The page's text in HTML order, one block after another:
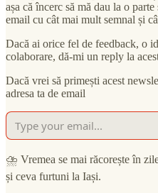
așa că încerc să mă dau la o
email cu cât mai mult semnal și
Dacă ai orice fel de feedback, o
colaborare, dă-mi un reply la
Dacă vrei să primești acest
adresa ta de email
⛈ Vremea se mai răcorește în
și ceva furtuni la Iași.